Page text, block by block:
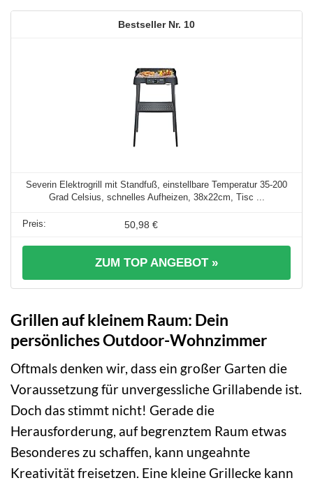
10
Severin Elektrogrill mit Standfuß, einstellbare Temperatur 35-200
Grad Celsius, schnelles Aufheizen, 38x22cm, Tisc ...
50,98 €
ZUM TOP ANGEBOT »
Grillen auf kleinem Raum: Dein
persönliches Outdoor-Wohnzimmer
Oftmals denken wir, dass ein großer Garten die
Voraussetzung für unvergessliche Grillabende ist.
Doch das stimmt nicht! Gerade die
Herausforderung, auf begrenztem Raum etwas
Besonderes zu schaffen, kann ungeahnte
Kreativität freisetzen. Eine kleine Grillecke kann